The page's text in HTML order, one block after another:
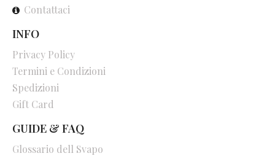
Contattaci
INFO
Privacy Policy
Termini e Condizioni
Spedizioni
Gift Card
GUIDE & FAQ
Glossario dell Svapo